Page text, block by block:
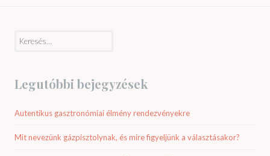
Legutóbbi bejegyzések
Autentikus gasztronómiai élmény rendezvényekre
Mit nevezünk gázpisztolynak, és mire figyeljünk a választásakor?